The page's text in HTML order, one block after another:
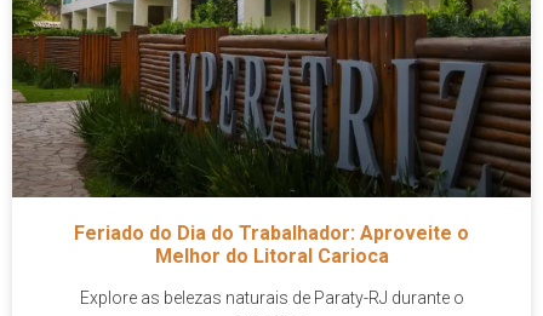
Feriado do Dia do Trabalhador: Aproveite o
Melhor do Litoral Carioca
Explore as belezas naturais de Paraty-RJ durante o